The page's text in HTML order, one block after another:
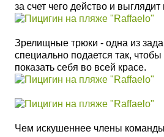
за счет чего действо и выглядит
Зрелищные трюки - одна из
специально подается так, чтобы
показать себя во всей красе.
Чем искушеннее члены